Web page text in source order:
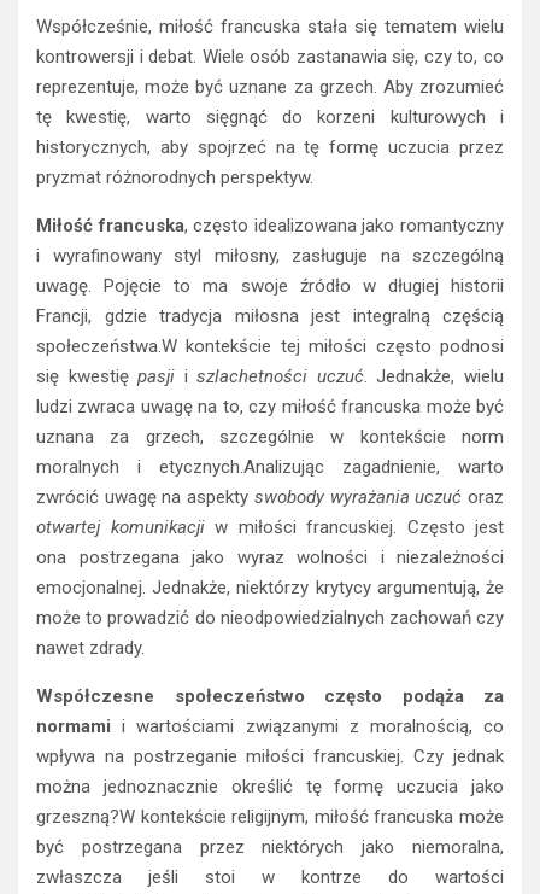
Współcześnie, miłość francuska stała się tematem wielu
kontrowersji i debat. Wiele osób zastanawia się, czy to, co
reprezentuje, może być uznane za grzech. Aby zrozumieć
tę kwestię, warto sięgnąć do korzeni kulturowych i
historycznych, aby spojrzeć na tę formę uczucia przez
pryzmat różnorodnych perspektyw.
Miłość francuska, często idealizowana jako romantyczny
i wyrafinowany styl miłosny, zasługuje na szczególną
uwagę. Pojęcie to ma swoje źródło w długiej historii
Francji, gdzie tradycja miłosna jest integralną częścią
społeczeństwa.W kontekście tej miłości często podnosi
się kwestiępasji iszlachetności uczuć. Jednakże, wielu
ludzi zwraca uwagę na to, czy miłość francuska może być
uznana za grzech, szczególnie w kontekście norm
moralnych i etycznych.Analizując zagadnienie, warto
zwrócić uwagę na aspekty swobody wyrażania uczuć oraz
otwartej komunikacjiw miłości francuskiej. Często jest
ona postrzegana jako wyraz wolności i niezależności
emocjonalnej. Jednakże, niektórzy krytycy argumentują, że
może to prowadzić do nieodpowiedzialnych zachowań czy
nawet zdrady.
Współczesne społeczeństwo często podąża za
normami i wartościami związanymi z moralnością, co
wpływa na postrzeganie miłości francuskiej. Czy jednak
można jednoznacznie określić tę formę uczucia jako
grzeszną?W kontekście religijnym, miłość francuska może
być postrzegana przez niektórych jako niemoralna,
zwłaszcza jeśli stoi w kontrze do wartości